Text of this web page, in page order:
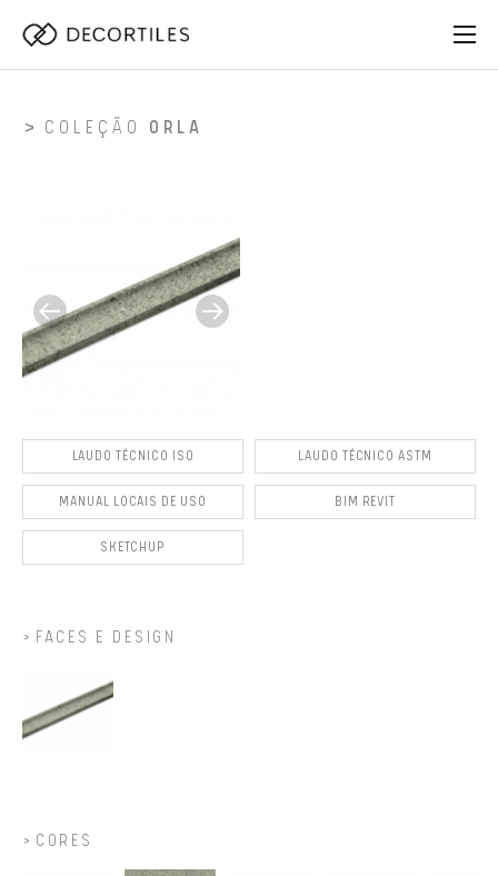
COLEÇÃO ORLA
LAUDO TÉCNICO ISO LAUDO TÉCNICO ASTM
MANUAL LOCAIS DE USO BIM REVIT
SKETCHUP
FACES E DESIGN
CORES